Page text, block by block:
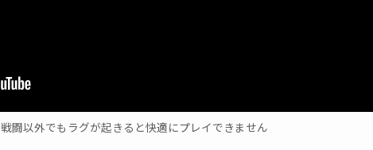
戦闘以外でもラグが起きると快適にプレイできません